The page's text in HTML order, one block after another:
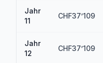
Jahr
11
CHF37’109
Jahr
12
CHF37’109